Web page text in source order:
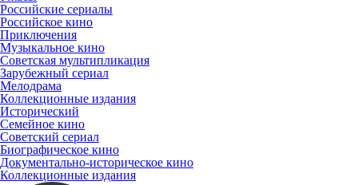
Российские сериалы
Российское кино
Приключения
Музыкальное кино
Советская мультипликация
Зарубежный сериал
Мелодрама
Коллекционные издания
Исторический
Семейное кино
Советский сериал
Биографическое кино
Документально-историческое кино
Коллекционные издания